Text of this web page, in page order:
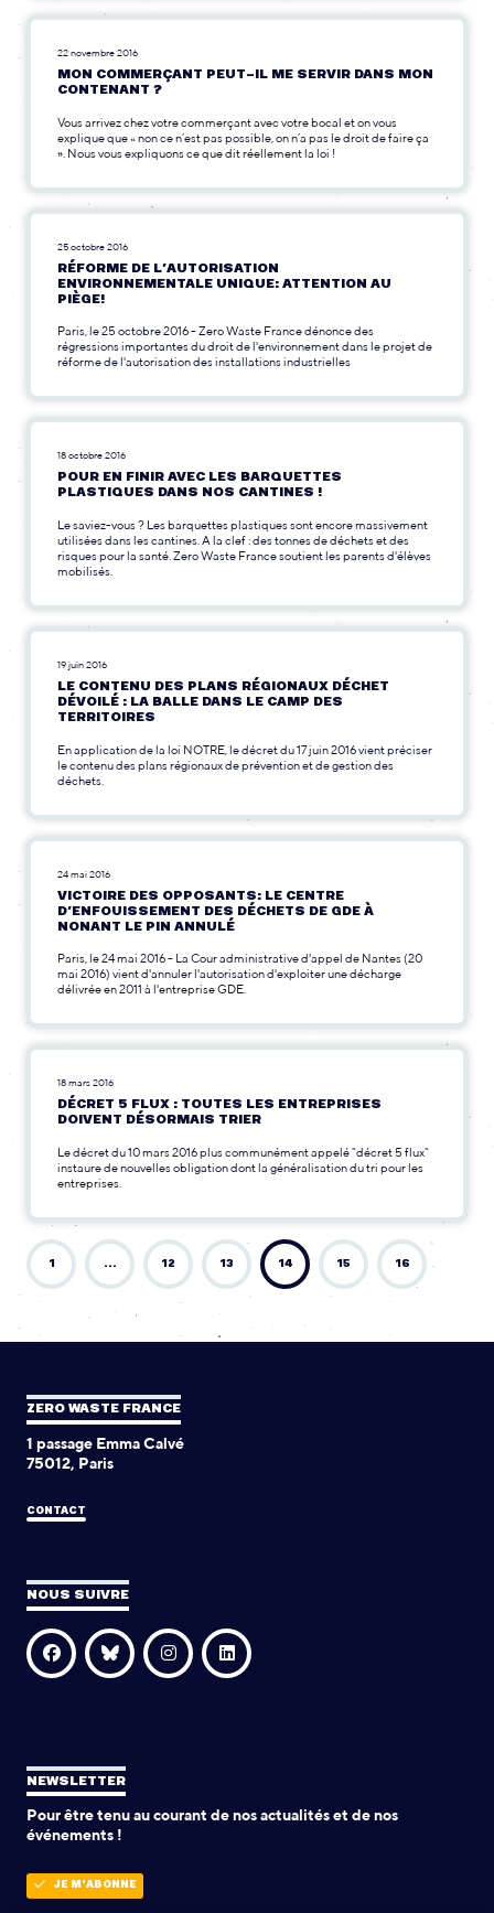
22 novembre 2016
MON COMMERÇANT PEUT-IL ME SERVIR DANS MON
CONTENANT ?
Vous arrivez chez votre commerçant avec votre bocal et on vous
explique que « non ce n’est pas possible, on n’a pas le droit de faire ça
». Nous vous expliquons ce que dit réellement la loi !
25 octobre 2016
RÉFORME DE L’AUTORISATION
ENVIRONNEMENTALE UNIQUE: ATTENTION AU
PIÈGE!
Paris, le 25 octobre 2016 - Zero Waste France dénonce des
régressions importantes du droit de l'environnement dans le projet de
réforme de l'autorisation des installations industrielles
18 octobre 2016
POUR EN FINIR AVEC LES BARQUETTES
PLASTIQUES DANS NOS CANTINES !
Le saviez-vous ? Les barquettes plastiques sont encore massivement
utilisées dans les cantines. A la clef : des tonnes de déchets et des
risques pour la santé. Zero Waste France soutient les parents d'élèves
mobilisés.
19 juin 2016
LE CONTENU DES PLANS RÉGIONAUX DÉCHET
DÉVOILÉ : LA BALLE DANS LE CAMP DES
TERRITOIRES
En application de la loi NOTRE, le décret du 17 juin 2016 vient préciser
le contenu des plans régionaux de prévention et de gestion des
déchets.
24 mai 2016
VICTOIRE DES OPPOSANTS: LE CENTRE
D’ENFOUISSEMENT DES DÉCHETS DE GDE À
NONANT LE PIN ANNULÉ
Paris, le 24 mai 2016 - La Cour administrative d'appel de Nantes (20
mai 2016) vient d'annuler l'autorisation d'exploiter une décharge
délivrée en 2011 à l'entreprise GDE.
18 mars 2016
DÉCRET 5 FLUX : TOUTES LES ENTREPRISES
DOIVENT DÉSORMAIS TRIER
Le décret du 10 mars 2016 plus communément appelé "décret 5 flux"
instaure de nouvelles obligation dont la généralisation du tri pour les
entreprises.
1 … 12 13 14 15 16
ZERO WASTE FRANCE
1 passage Emma Calvé
75012, Paris
CONTACT
NOUS SUIVRE
NEWSLETTER
Pour être tenu au courant de nos actualités et de nos
événements !
JE M'ABONNE